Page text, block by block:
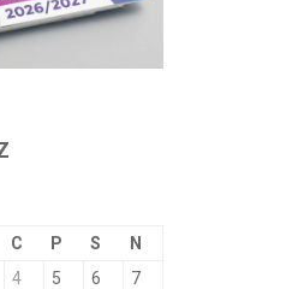
C P S N
4 5 6
7